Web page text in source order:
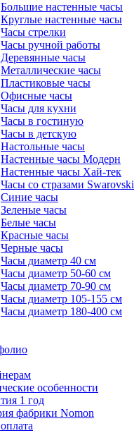
Большие настенные часы
Круглые настенные часы
Часы стрелки
Часы ручной работы
Деревянные часы
Металлические часы
Пластиковые часы
Офисные часы
Часы для кухни
Часы в гостиную
Часы в детскую
Настольные часы
Настенные часы Модерн
Настенные часы Хай-тек
Часы со стразами Swarovski
Синие часы
Зеленые часы
Белые часы
Красные часы
Черные часы
Часы диаметр 40 см
Часы диаметр 50-60 см
Часы диаметр 70-90 см
Часы диаметр 105-155 см
Часы диаметр 180-400 см
особенности
1 год
фабрики Nomon